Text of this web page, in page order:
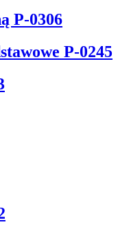
P-0306
P-0245